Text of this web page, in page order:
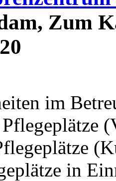
Zum
im
Pflegeplätze
in